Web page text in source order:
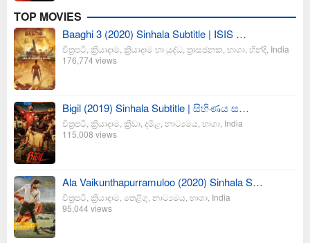
TOP MOVIES
Baaghi 3 (2020) Sinhala Subtitle | ISIS …
චිත්‍රපටි ක්‍රියාදාම ක්‍රියාදාම හා යුද්ධ ත්‍රාසජනක භාශා හින්දි India
176,774 views
Bigil (2019) Sinhala Subtitle | සිහිණය ස…
චිත්‍රපටි ක්‍රියාදාම ක්‍රීඩා දමිළ නාට්‍යමය භාශා India
115,008 views
Ala Vaikunthapurramuloo (2020) Sinhala S…
චිත්‍රපටි ක්‍රියාදාම තෙළිගු නාට්‍යමය භාශා India
95,044 views